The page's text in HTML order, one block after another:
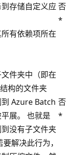
存储自定义应 否
*
有依赖项所在
件夹中（即在
构的文件夹
Azure Batch
展。 也就是
没有子文件夹
解决此行为，
否
*